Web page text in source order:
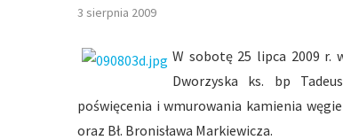
3 sierpnia 2009
W sobotę 25 lipca 2009 r.
Dworzyska ks. bp
poświęcenia i wmurowania kamienia
oraz Bł. Bronisława Markiewicza.